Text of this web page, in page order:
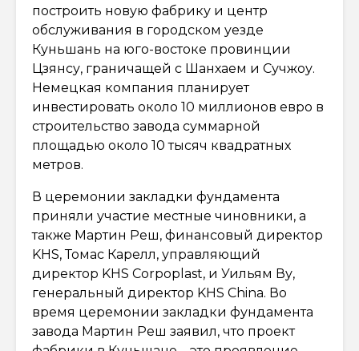
построить новую фабрику и центр
обслуживания в городском уезде
Куньшань на юго-востоке провинции
Цзянсу, граничащей с Шанхаем и Сучжоу.
Немецкая компания планирует
инвестировать около 10 миллионов евро в
строительство завода суммарной
площадью около 10 тысяч квадратных
метров.
В церемонии закладки фундамента
приняли участие местные чиновники, а
также Мартин Реш, финансовый директор
KHS, Томас Карелл, управляющий
директор KHS Corpoplast, и Уильям Ву,
генеральный директор KHS China. Во
время церемонии закладки фундамента
завода Мартин Реш заявил, что проект